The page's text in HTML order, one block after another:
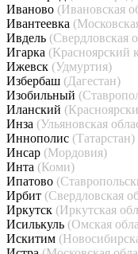
Иваново (Ивановская
Ивантеевка
Ивдель (Свердловская
Игарка (Красноярский
Ижевск (Удмуртия)
Избербаш (Дагестан)
Изобильный
Иланский
Инза (Ульяновская
Иннополис (Татарстан)
Инсар (Мордовия)
Инта (Коми)
Ипатово
Ирбит (Свердловская
Иркутск (Иркутская
Исилькуль (Омская
Искитим